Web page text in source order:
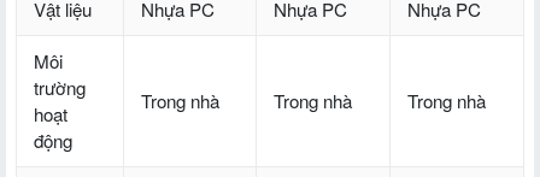
Vật liệu Nhựa PC Nhựa PC Nhựa PC
Môi
trường
hoạt
động
Trong nhà Trong nhà Trong nhà